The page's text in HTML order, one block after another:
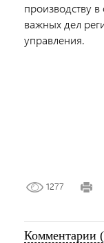
производству
важных дел
управления.
1277
Комментарии